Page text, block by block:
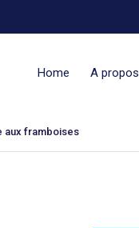
Home A propos
aux framboises